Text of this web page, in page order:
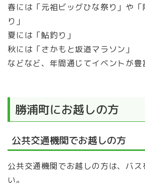
春には「元祖ビッグひな祭り」や
り」
夏には「鮎釣り」
秋には「さかもと坂道マラソン」
などなど、年間通じてイベントが豊
勝浦町にお越しの方
公共交通機関でお越しの方
公共交通機関でお越しの方は、バ
い。